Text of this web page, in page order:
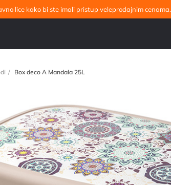
lice kako bi ste imali pristup veleprodajnim cenama.
Box deco A Mandala 25L